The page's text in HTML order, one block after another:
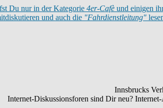
Du nur in der Kategorie 4er-Cafè und einigen
und auch die "Fahrdienstleitung"
Innsbrucks
Internet-Diskussionsforen sind Dir neu?